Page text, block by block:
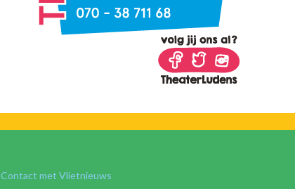
Contact met Vlietnieuws